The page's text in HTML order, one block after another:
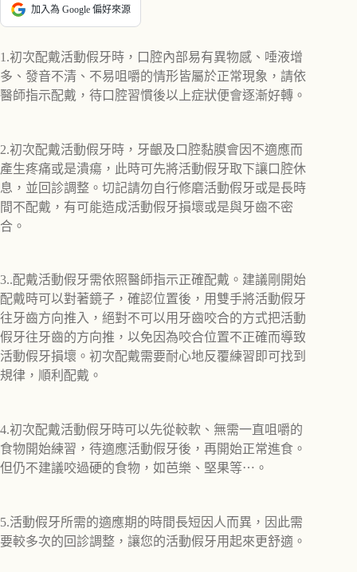
加入為 Google 偏好來源
1.初次配戴活動假牙時，口腔內部易有異物感、唾液增
多、發音不清、不易咀嚼的情形皆屬於正常現象，請依
醫師指示配戴，待口腔習慣後以上症狀便會逐漸好轉。
2.初次配戴活動假牙時，牙齦及口腔黏膜會因不適應而
產生疼痛或是潰瘍，此時可先將活動假牙取下讓口腔休
息，並回診調整。切記請勿自行修磨活動假牙或是長時
間不配戴，有可能造成活動假牙損壞或是與牙齒不密
合。
3..配戴活動假牙需依照醫師指示正確配戴。建議剛開始
配戴時可以對著鏡子，確認位置後，用雙手將活動假牙
往牙齒方向推入，絕對不可以用牙齒咬合的方式把活動
假牙往牙齒的方向推，以免因為咬合位置不正確而導致
活動假牙損壞。初次配戴需要耐心地反覆練習即可找到
規律，順利配戴。
4.初次配戴活動假牙時可以先從較軟、無需一直咀嚼的
食物開始練習，待適應活動假牙後，再開始正常進食。
但仍不建議咬過硬的食物，如芭樂、堅果等⋯。
5.活動假牙所需的適應期的時間長短因人而異，因此需
要較多次的回診調整，讓您的活動假牙用起來更舒適。